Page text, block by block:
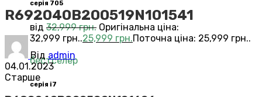
серія 705
від 32,999грн. Оригінальна ціна:
32,999 грн..25,999 грн.Поточна ціна: 25,999 грн..
бестселер
серія i7
R692040B200519N101541
Від admin
04.01.2023
Старше